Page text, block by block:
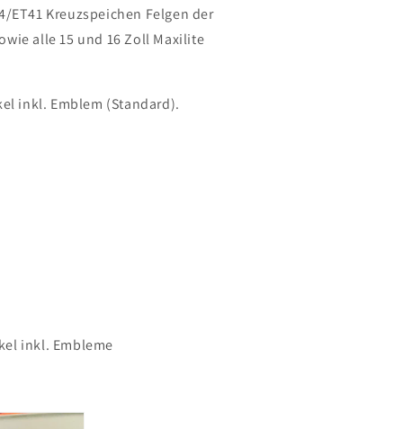
ET41 Kreuzspeichen Felgen der
alle 15 und 16 Zoll Maxilite
inkl. Emblem (Standard).
inkl. Embleme